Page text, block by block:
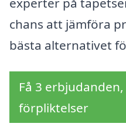
chans att jämföra
bästa alternativet
Få 3
förpliktelser